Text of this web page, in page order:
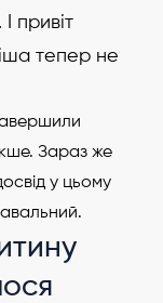
привіт
тепер не
Зараз же
у цьому